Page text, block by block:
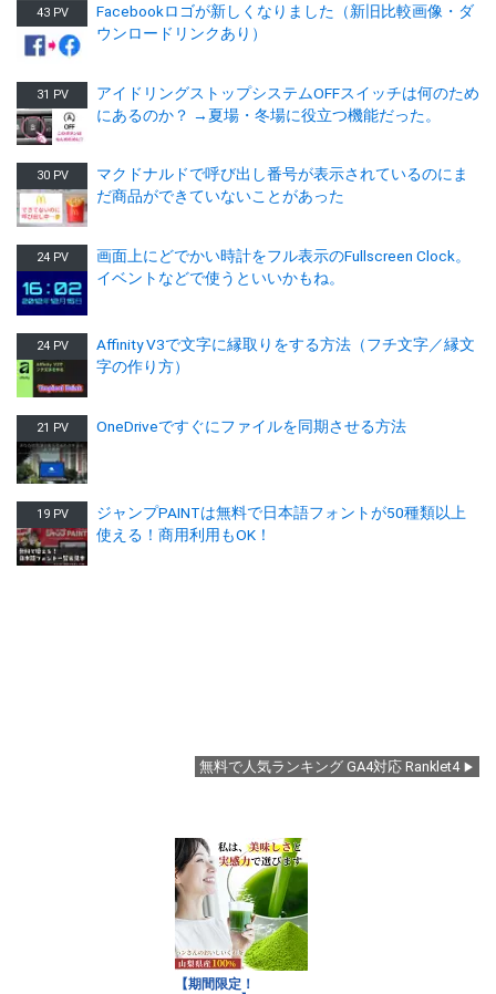
43 PV
Facebookロゴが新しくなりました（新旧比較画像・ダ
ウンロードリンクあり）
31 PV
アイドリングストップシステムOFFスイッチは何のため
にあるのか？ →夏場・冬場に役立つ機能だった。
30 PV
マクドナルドで呼び出し番号が表示されているのにま
だ商品ができていないことがあった
24 PV
画面上にどでかい時計をフル表示のFullscreen Clock。
イベントなどで使うといいかもね。
24 PV
Affinity V3で文字に縁取りをする方法（フチ文字／縁文
字の作り方）
21 PV OneDriveですぐにファイルを同期させる方法
19 PV
ジャンプPAINTは無料で日本語フォントが50種類以上
使える！商用利用もOK！
無料で人気ランキング GA4対応 Ranklet4